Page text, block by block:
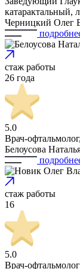
катарактальный,
Черницкий Олег
стаж работы
26 года
5.0
Врач-
Белоусова
стаж работы
16
5.0
Врач-офтальмолог